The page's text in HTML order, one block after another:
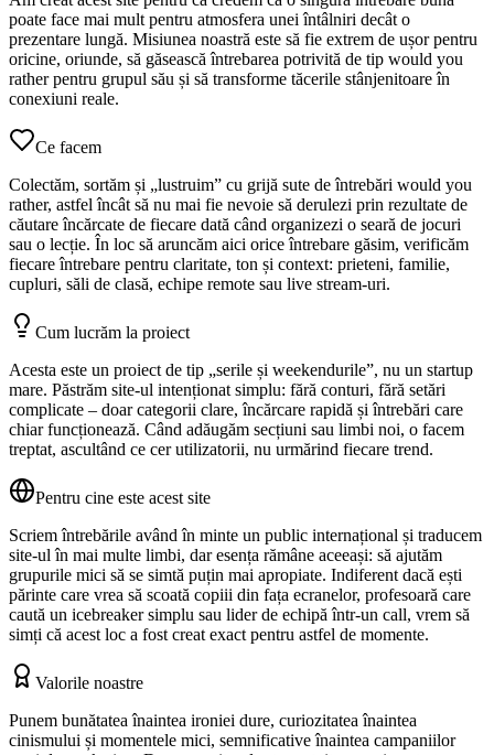
poate face mai mult pentru atmosfera unei întâlniri decât o
prezentare lungă. Misiunea noastră este să fie extrem de ușor pentru
oricine, oriunde, să găsească întrebarea potrivită de tip would you
rather pentru grupul său și să transforme tăcerile stânjenitoare în
conexiuni reale.
Ce facem
Colectăm, sortăm și „lustruim” cu grijă sute de întrebări would you
rather, astfel încât să nu mai fie nevoie să derulezi prin rezultate de
căutare încărcate de fiecare dată când organizezi o seară de jocuri
sau o lecție. În loc să aruncăm aici orice întrebare găsim, verificăm
fiecare întrebare pentru claritate, ton și context: prieteni, familie,
cupluri, săli de clasă, echipe remote sau live stream‑uri.
Cum lucrăm la proiect
Acesta este un proiect de tip „serile și weekendurile”, nu un startup
mare. Păstrăm site‑ul intenționat simplu: fără conturi, fără setări
complicate – doar categorii clare, încărcare rapidă și întrebări care
chiar funcționează. Când adăugăm secțiuni sau limbi noi, o facem
treptat, ascultând ce cer utilizatorii, nu urmărind fiecare trend.
Pentru cine este acest site
Scriem întrebările având în minte un public internațional și traducem
site‑ul în mai multe limbi, dar esența rămâne aceeași: să ajutăm
grupurile mici să se simtă puțin mai apropiate. Indiferent dacă ești
părinte care vrea să scoată copiii din fața ecranelor, profesoară care
caută un icebreaker simplu sau lider de echipă într‑un call, vrem să
simți că acest loc a fost creat exact pentru astfel de momente.
Valorile noastre
Punem bunătatea înaintea ironiei dure, curiozitatea înaintea
cinismului și momentele mici, semnificative înaintea campaniilor